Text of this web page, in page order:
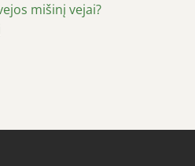
mišinį vejai?